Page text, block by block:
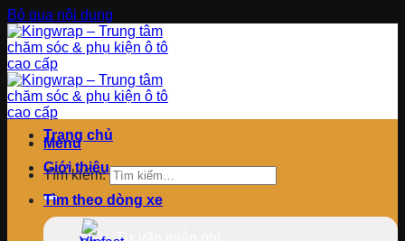
Bỏ qua nội dung
Menu
Tìm kiếm:
Tư vấn miễn phí
Trang chủ
Giới thiệu
Tìm theo dòng xe